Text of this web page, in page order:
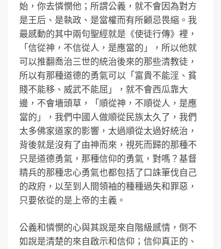
始，你去憐憫他；所謂公義，就不會因為對方
是王后、是執政、是當權而有所顧忌畏縮。我
最感動的其中兩句聖經就是《使徒行傳》裡，
「信從神，不信從人，是應當的」，所以他就
可以推翻喬治三世的統治後來的那些清教徒，
所以有那種道德的勇氣可以「富貴不能淫、貧
賤不能移、威武不能屈」，就不會西瓜靠大
邊，不會墻頭草，「順從神，不順從人，是應
當的」，我們中國人做順從民族太久了，我們
太多佛家道家的影響，太過順從太過好統治，
背後就是沒有了由神而來，視死而歸的那種不
只是道德勇氣，那種信仰的勇氣，對嗎？基督
精兵的那種忠心勇氣也都包括了口誅筆伐自己
的政府，以至到人間領袖的種種過失和罪惡，
只要依從的是上帝的主義。
公義和憐憫的心與其說是來自階級感情，倒不
如說是清楚的來自啟示和信仰；信仰真正的、